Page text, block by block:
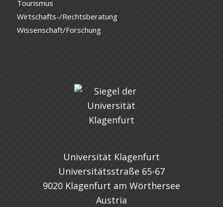
Tourismus
Wirtschafts-/Rechtsberatung
Wissenschaft/Forschung
Universität Klagenfurt
Universitätsstraße 65-67
9020 Klagenfurt am Wörthersee
Austria